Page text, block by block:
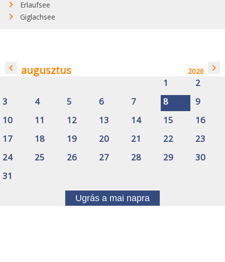
Erlaufsee
Giglachsee
navigate_before augusztus 2026 navigate_next
1
2
3
4 5 6 7 8
9
10
11 12 13 14 15
16
17
18 19 20 21 22
23
24
25 26 27 28 29
30
31
Ugrás a mai napra